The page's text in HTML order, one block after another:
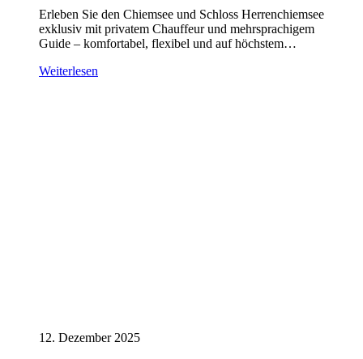
Erleben Sie den Chiemsee und Schloss Herrenchiemsee
exklusiv mit privatem Chauffeur und mehrsprachigem
Guide – komfortabel, flexibel und auf höchstem…
Weiterlesen
12. Dezember 2025